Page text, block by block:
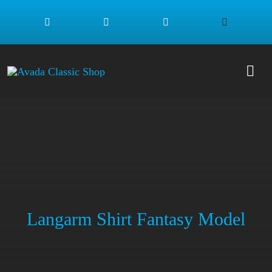
springen
Langarm Shirt Fantasy Model